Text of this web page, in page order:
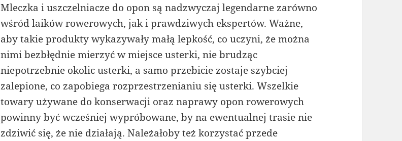
Mleczka i uszczelniacze do opon są nadzwyczaj legendarne zarówno
wśród laików rowerowych, jak i prawdziwych ekspertów. Ważne,
aby takie produkty wykazywały małą lepkość, co uczyni, że można
nimi bezbłędnie mierzyć w miejsce usterki, nie brudząc
niepotrzebnie okolic usterki, a samo przebicie zostaje szybciej
zalepione, co zapobiega rozprzestrzenianiu się usterki. Wszelkie
towary używane do konserwacji oraz naprawy opon rowerowych
powinny być wcześniej wypróbowane, by na ewentualnej trasie nie
zdziwić się, że nie działają. Należałoby też korzystać przede